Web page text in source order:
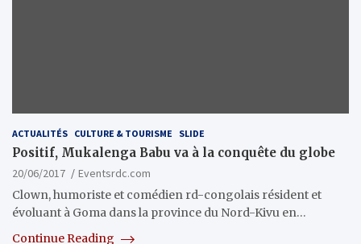
ACTUALITÉS CULTURE & TOURISME SLIDE
Positif, Mukalenga Babu va à la conquête du globe
20/06/2017
Eventsrdc.com
Clown, humoriste et comédien rd-congolais résident et
évoluant à Goma dans la province du Nord-Kivu en…
Continue Reading